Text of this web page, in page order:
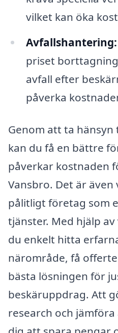
vilket kan öka
Avfallshantering:
priset
avfall efter
påverka
Genom att ta
kan du få en bättre
påverkar kostnaden
Vansbro. Det är
pålitligt företag som
tjänster. Med hjälp
du enkelt hitta
närområde, få
bästa lösningen för
beskäruppdrag. Att
research och